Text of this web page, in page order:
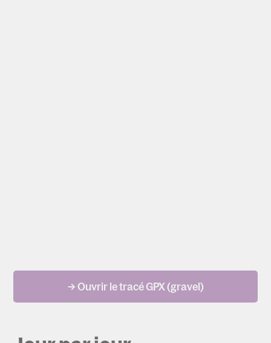
→ Ouvrir le tracé GPX (gravel)